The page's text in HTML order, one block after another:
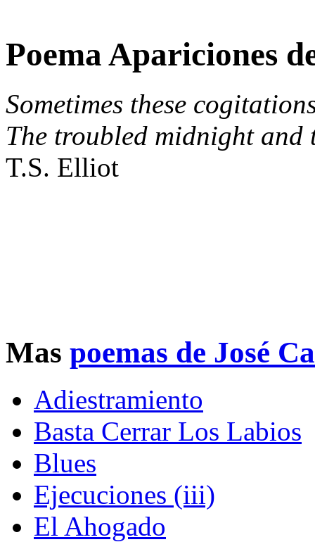
Poema Apariciones
Sometimes these
The troubled midnight and
T.S. Elliot
Mas poemas de José
Adiestramiento
Basta Cerrar Los Labios
Blues
Ejecuciones (iii)
El Ahogado